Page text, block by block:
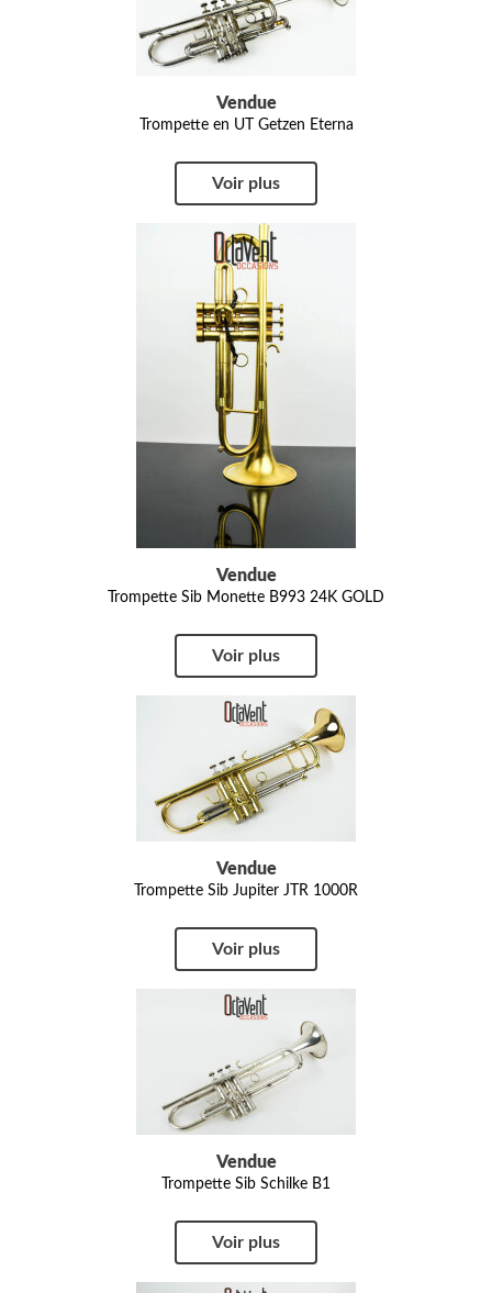
Vendue
Trompette en UT Getzen Eterna
Voir plus
Vendue
Trompette Sib Monette B993 24K GOLD
Voir plus
Vendue
Trompette Sib Jupiter JTR 1000R
Voir plus
Vendue
Trompette Sib Schilke B1
Voir plus